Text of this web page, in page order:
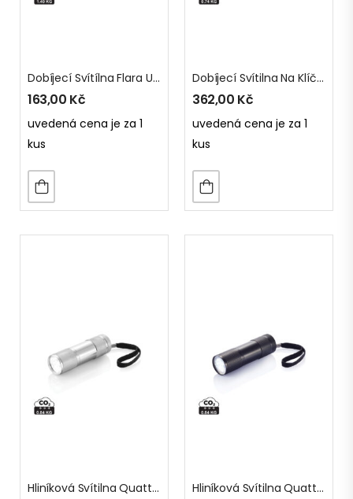
Dobíjecí Svítílna Flara USB Z RSC Plastu
163,00 Kč
uvedená cena je za 1
kus
Dobíjecí Svítilna Na Klíče Gear X
362,00 Kč
uvedená cena je za 1
kus
Hliníková Svítilna Quattro Hliníková Svítilna Quattro